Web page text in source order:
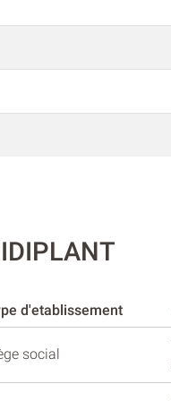
d'etablissement
social